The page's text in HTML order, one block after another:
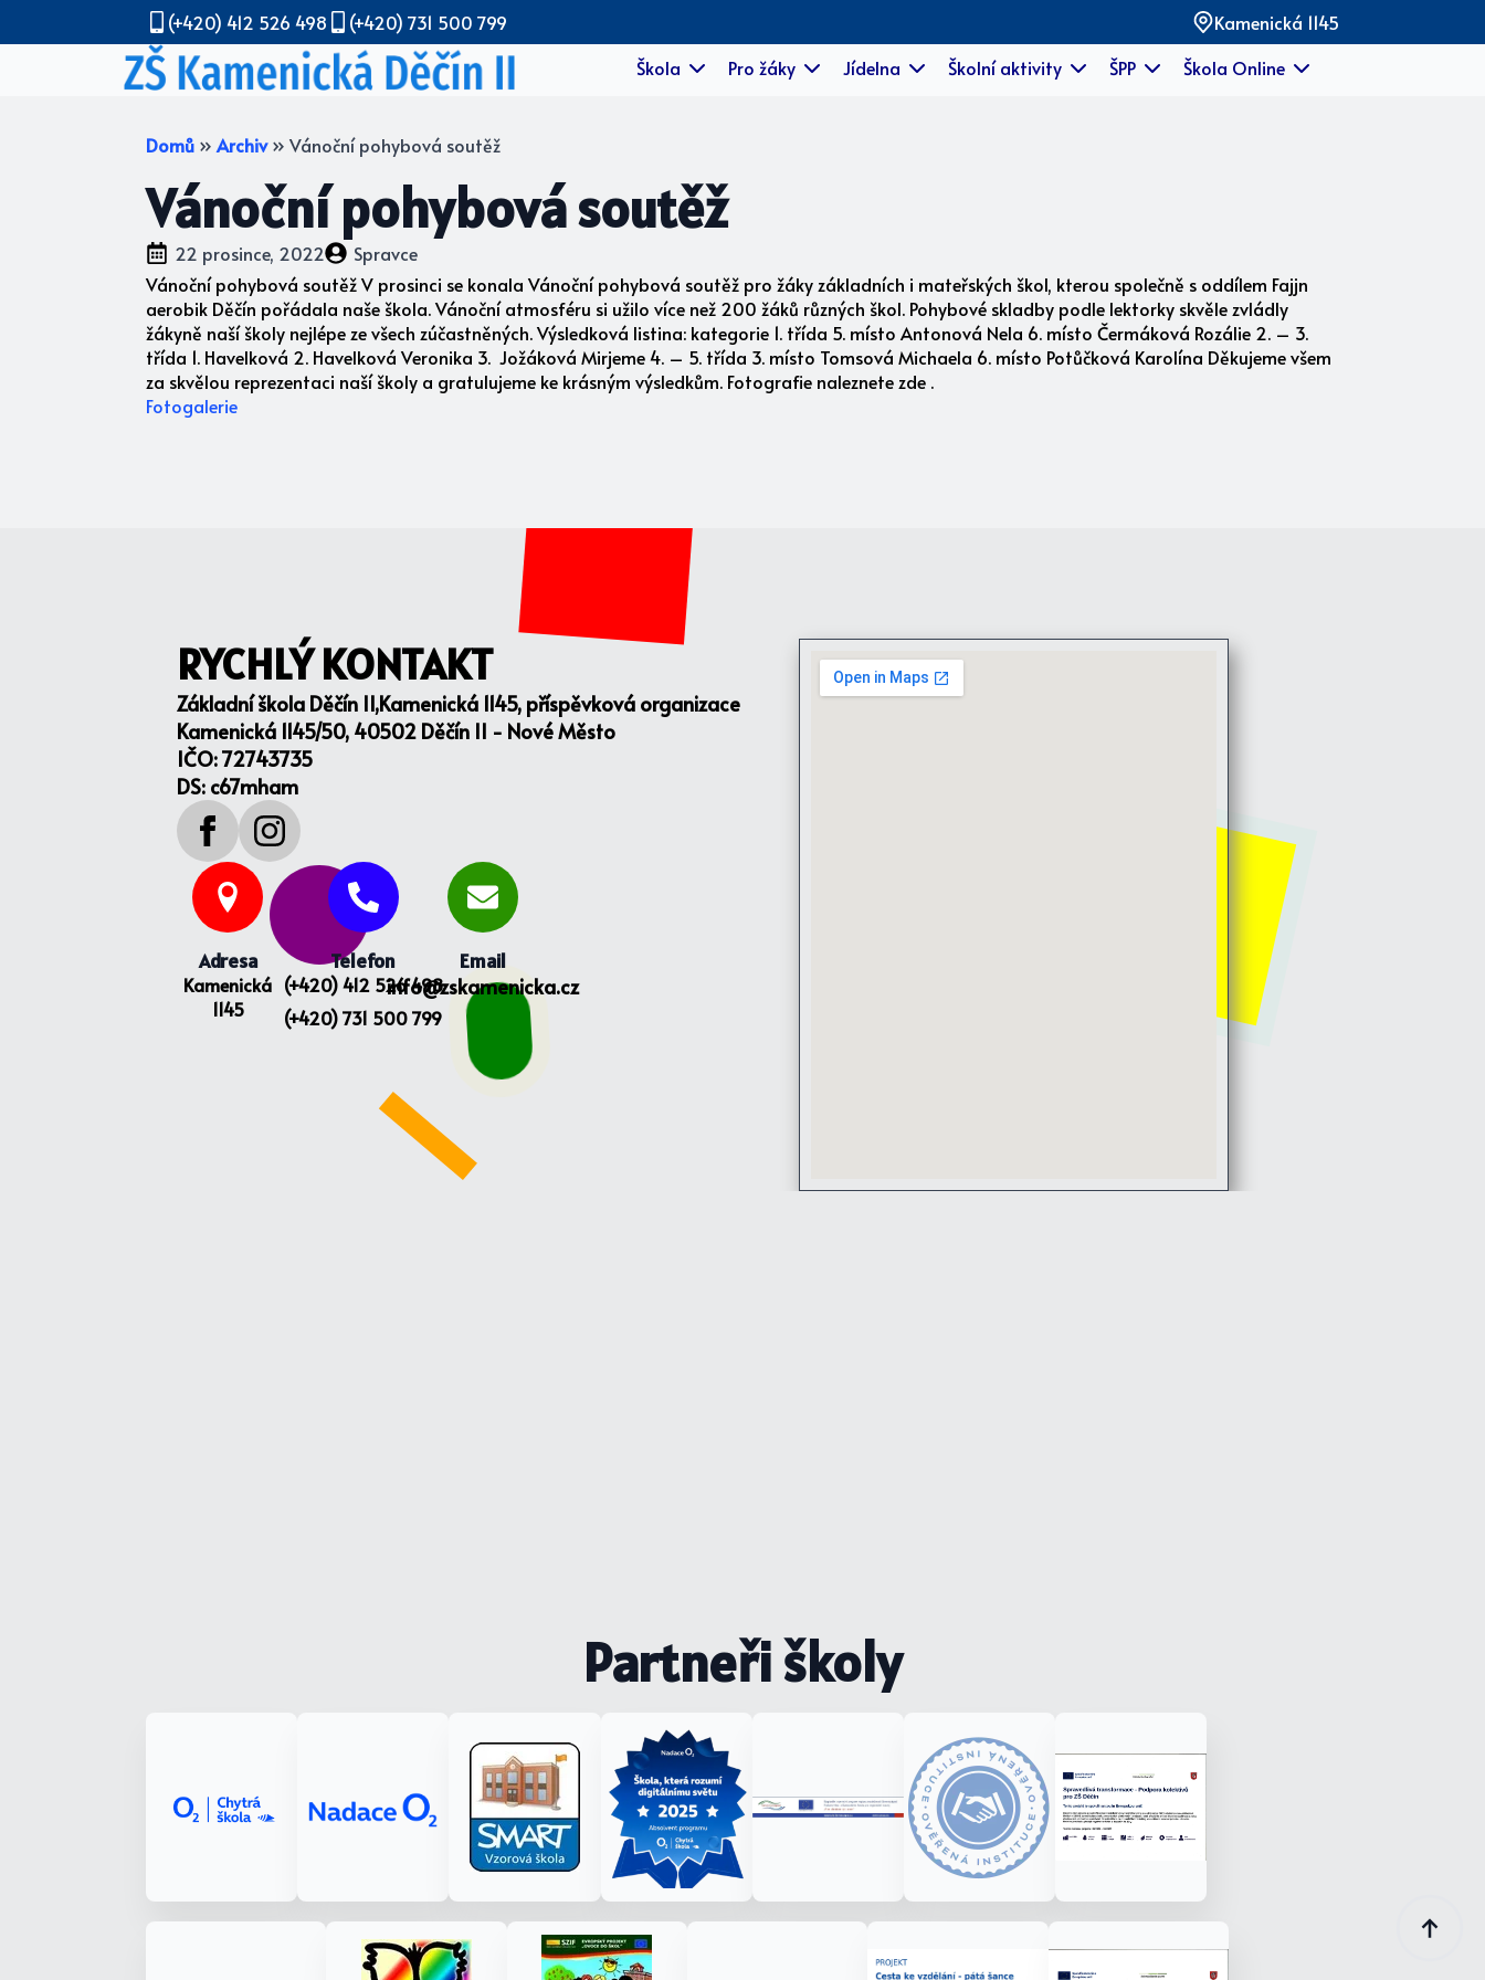
(+420) 412 526 498 (+420) 731 500 799
Kamenická 1145
Škola
Pro žáky Jídelna Školní aktivity ŠPP Škola Online
Domů » Archiv » Vánoční pohybová soutěž
Vánoční pohybová soutěž
22 prosince, 2022
Spravce
Vánoční pohybová soutěž V prosinci se konala Vánoční pohybová soutěž pro žáky základních i mateřských škol, kterou společně s oddílem Fajjn
aerobik Děčín pořádala naše škola. Vánoční atmosféru si užilo více než 200 žáků různých škol. Pohybové skladby podle lektorky skvěle zvládly
žákyně naší školy nejlépe ze všech zúčastněných. Výsledková listina: kategorie 1. třída 5. místo Antonová Nela 6. místo Čermáková Rozálie 2. – 3.
třída 1. Havelková 2. Havelková Veronika 3. Jožáková Mirjeme 4. – 5. třída 3. místo Tomsová Michaela 6. místo Potůčková Karolína Děkujeme všem
za skvělou reprezentaci naší školy a gratulujeme ke krásným výsledkům. Fotografie naleznete zde .
Fotogalerie
RYCHLÝ KONTAKT
Základní škola Děčín II,Kamenická 1145, příspěvková organizace
Kamenická 1145/50, 40502 Děčín II - Nové Město
IČO: 72743735
DS: c67mham
Adresa
Kamenická
1145
Telefon
(+420) 412 526 498
(+420) 731 500 799
Email
info@zskamenicka.cz
Partneři školy